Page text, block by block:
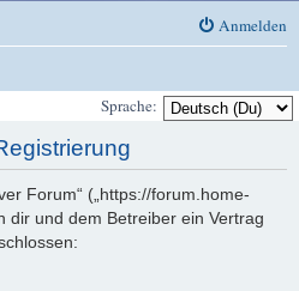
Anmelden
Sprache:
Forum“ („https://forum.home-
dir und dem Betreiber ein Vertrag